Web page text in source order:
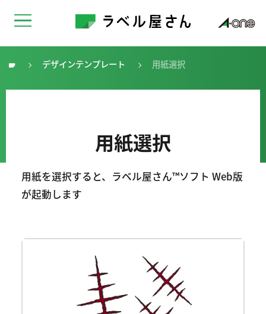
トップ デザインテンプレート 用紙選択
用紙選択
用紙を選択すると、ラベル屋さん™ソフト Web版
が起動します